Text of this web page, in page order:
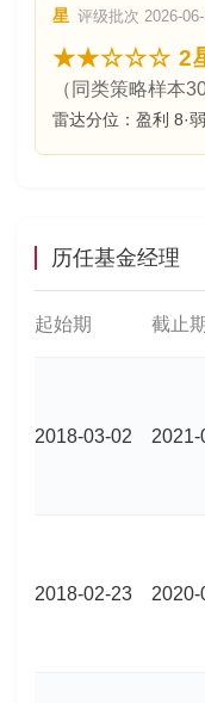
星 评级批次 2026-
★★☆☆☆ 2
（同类策略样本
雷达分位：盈利
历任基金经理
起始期 截止期
2018-03-02 2021-
2018-02-23 2020-